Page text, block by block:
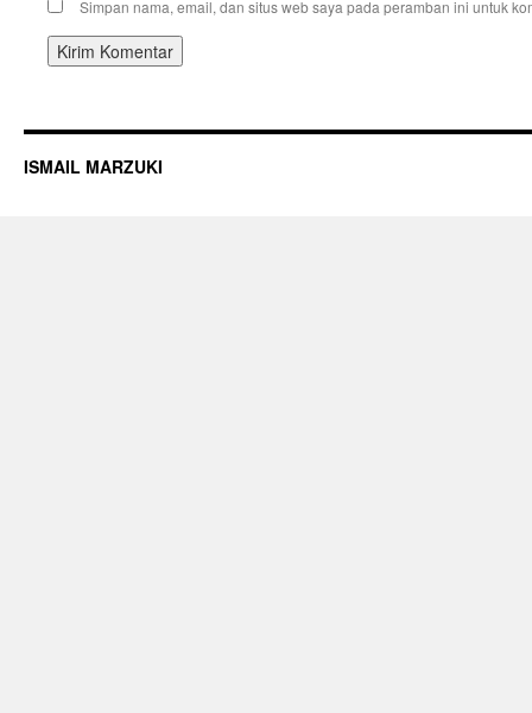
Simpan nama, email, dan situs web saya pada peramban ini untuk
ISMAIL MARZUKI